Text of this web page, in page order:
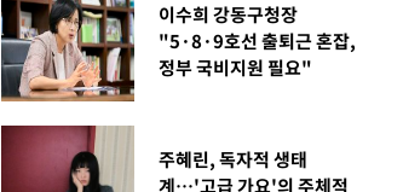
이수희 강동구청장
"5·8·9호선 출퇴근 혼잡,
정부 국비지원 필요"
주혜린, 독자적 생태
계…'고급 가요'의 주체적